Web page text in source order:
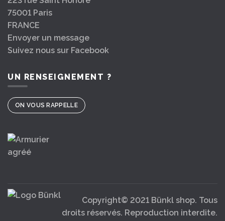
75001 Paris
FRANCE
Envoyer un message
Suivez nous sur Facebook
UN RENSEIGNEMENT ?
ON VOUS RAPPELLE
Copyright© 2021 Bünkl shop. Tous
droits réservés. Reproduction interdite.